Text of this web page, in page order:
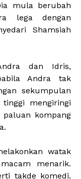
mula berubah
lega dengan
Shamsiah
dan Idris,
Andra tak
sekumpulan
mengiringi
kompang
watak
menarik.
takde komedi.